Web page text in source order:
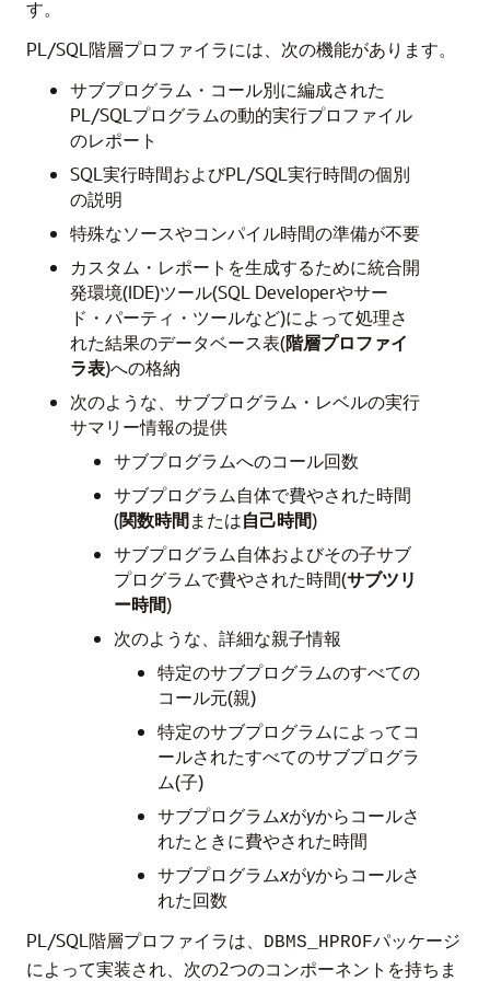
す。
PL/SQL階層プロファイラには、次の機能があります。
サブプログラム・コール別に編成された
PL/SQLプログラムの動的実行プロファイル
のレポート
SQL実行時間およびPL/SQL実行時間の個別
の説明
特殊なソースやコンパイル時間の準備が不要
カスタム・レポートを生成するために統合開
発環境(IDE)ツール(SQL Developerやサー
ド・パーティ・ツールなど)によって処理さ
れた結果のデータベース表(階層プロファイ
ラ表)への格納
次のような、サブプログラム・レベルの実行
サマリー情報の提供
サブプログラムへのコール回数
サブプログラム自体で費やされた時間
(関数時間または自己時間)
サブプログラム自体およびその子サブ
プログラムで費やされた時間(サブツリ
ー時間)
次のような、詳細な親子情報
特定のサブプログラムのすべての
コール元(親)
特定のサブプログラムによってコ
ールされたすべてのサブプログラ
ム(子)
サブプログラムxがyからコールさ
れたときに費やされた時間
サブプログラムxがyからコールさ
れた回数
PL/SQL階層プロファイラは、
DBMS_HPROFパッケージ
によって実装され、次の2つのコンポーネントを持ちま